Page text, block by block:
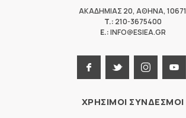
ΑΚΑΔΗΜΙΑΣ 20, ΑΘΗΝΑ, 10671
T.: 210-3675400
E.:INFO@ESIEA.GR
ΧΡΗΣΙΜΟΙ ΣΥΝΔΕΣΜΟΙ